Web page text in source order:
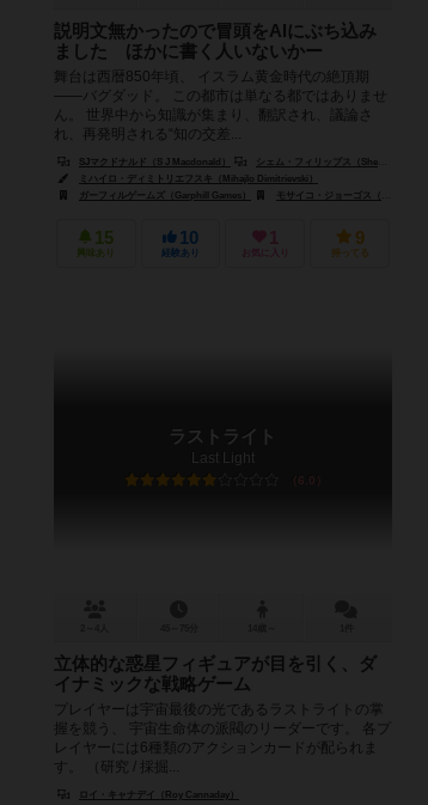
説明文無かったので冒頭をAIにぶち込み
ました ほかに書く人いないかー
舞台は西暦850年頃、 イスラム黄金時代の絶頂期
――バグダッド。 この都市は単なる都ではありませ
ん。 世界中から知識が集まり、翻訳され、議論さ
れ、再発明される“知の交差...
SJマクドナルド（S J Macdonald）
シェム・フィリップス（Shem Phillips）
ミハイロ・ディミトリエフスキ（Mihajlo Dimitrievski）
ガーフィルゲームズ（Garphill Games）
モサイコ・ジョーゴス（Mosaico Jogos）
15
興味あり
10
経験あり
1
お気に入り
9
持ってる
ラストライト
Last Light
6.0
立体的な惑星フィギュアが目を引く、ダ
イナミックな戦略ゲーム
プレイヤーは宇宙最後の光であるラストライトの掌
握を競う、 宇宙生命体の派閥のリーダーです。 各プ
レイヤーには6種類のアクションカードが配られま
す。 （研究 / 採掘...
ロイ・キャナデイ（Roy Cannaday）